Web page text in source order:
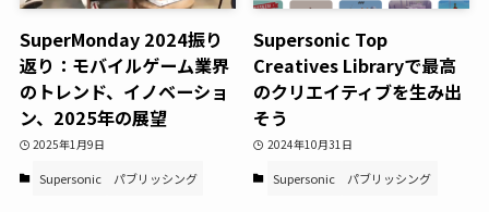
SuperMonday 2024振り
返り：モバイルゲーム業界
のトレンド、イノベーショ
ン、2025年の展望
2025年1月9日
Supersonic パブリッシング
Supersonic Top
Creatives Libraryで最高
のクリエイティブを生み出
そう
2024年10月31日
Supersonic パブリッシング